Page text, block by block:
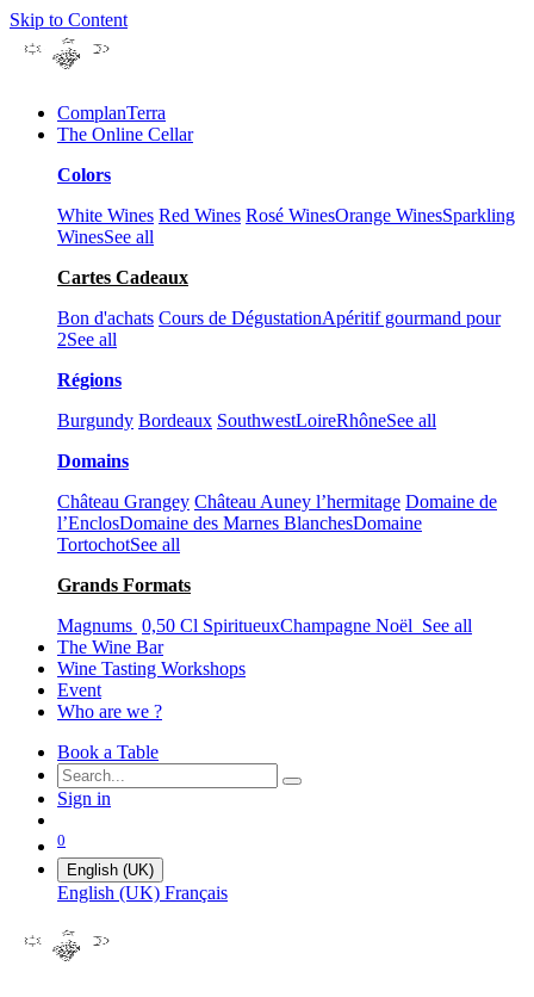
Skip to Content
ComplanTerra
The Online Cellar​
Colors
White Wines Red Wines Rosé WinesOrange WinesSparkling
WinesSee all
Cartes Cadeaux
Bon d'achats Cours de DégustationApéritif gourmand pour
2See all
Régions
Burgundy Bordeaux SouthwestLoireRhôneSee all
Domains
Château Grangey Château Auney l’hermitage Domaine de
l’EnclosDomaine des Marnes BlanchesDomaine
TortochotSee all
Grands Formats
Magnums 0,50 Cl SpiritueuxChampagne Noël See all
The Wine Bar
Wine Tasting Workshops
Event
Who are we ?
Book a Table
Sign in
0
English (UK)
English (UK) Français